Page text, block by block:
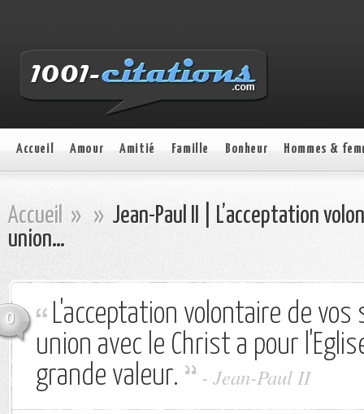
Accueil Amour Amitié Famille Bonheur Hommes &
Accueil » » Jean-Paul II | L’acceptation
union…
0
L'acceptation volontaire de
union avec le Christ a pour
grande valeur.
- Jean-Paul II